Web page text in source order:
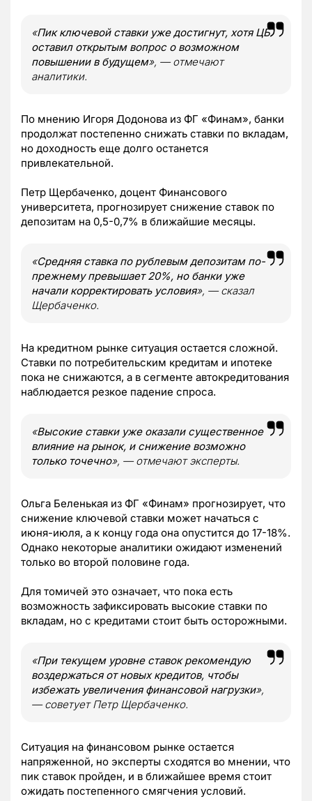
«Пик ключевой ставки уже достигнут, хотя ЦБ
оставил открытым вопрос о возможном
повышении в будущем», — отмечают
аналитики.
По мнению Игоря Додонова из ФГ «Финам», банки
продолжат постепенно снижать ставки по вкладам,
но доходность еще долго останется
привлекательной.
Петр Щербаченко, доцент Финансового
университета, прогнозирует снижение ставок по
депозитам на 0,5-0,7% в ближайшие месяцы.
«Средняя ставка по рублевым депозитам по-
прежнему превышает 20%, но банки уже
начали корректировать условия», — сказал
Щербаченко.
На кредитном рынке ситуация остается сложной.
Ставки по потребительским кредитам и ипотеке
пока не снижаются, а в сегменте автокредитования
наблюдается резкое падение спроса.
«Высокие ставки уже оказали существенное
влияние на рынок, и снижение возможно
только точечно», — отмечают эксперты.
Ольга Беленькая из ФГ «Финам» прогнозирует, что
снижение ключевой ставки может начаться с
июня-июля, а к концу года она опустится до 17-18%.
Однако некоторые аналитики ожидают изменений
только во второй половине года.
Для томичей это означает, что пока есть
возможность зафиксировать высокие ставки по
вкладам, но с кредитами стоит быть осторожными.
«При текущем уровне ставок рекомендую
воздержаться от новых кредитов, чтобы
избежать увеличения финансовой нагрузки»,
— советует Петр Щербаченко.
Ситуация на финансовом рынке остается
напряженной, но эксперты сходятся во мнении, что
пик ставок пройден, и в ближайшее время стоит
ожидать постепенного смягчения условий.